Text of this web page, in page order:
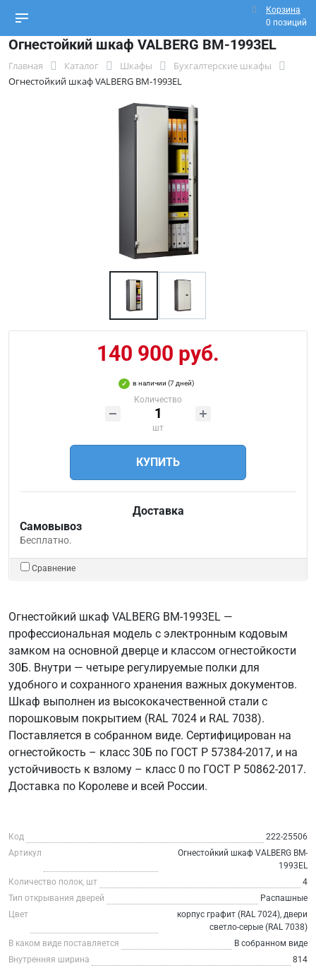
Корзина
0 позиций
Огнестойкий шкаф VALBERG BM-1993EL
Главная Каталог Шкафы
Бухгалтерские шкафы
Огнестойкий шкаф VALBERG BM-1993EL
140 900 руб.
в наличии (7 дней)
Количество
шт
КУПИТЬ
Доставка
Самовывоз
Бесплатно.
Сравнение
Огнестойкий шкаф VALBERG BM-1993EL —
профессиональная модель с электронным кодовым
замком на основной дверце и классом огнестойкости
30Б. Внутри — четыре регулируемые полки для
удобного и сохранного хранения важных документов.
Шкаф выполнен из высококачественной стали с
порошковым покрытием (RAL 7024 и RAL 7038).
Поставляется в собранном виде. Сертифицирован на
огнестойкость – класс 30Б по ГОСТ Р 57384-2017, и на
устойчивость к взлому – класс 0 по ГОСТ Р 50862-2017.
Доставка по Королеве и всей России.
Код
222-25506
Артикул
Огнестойкий шкаф VALBERG BM-
1993EL
Количество полок, шт
4
Тип открывания дверей
Распашные
Цвет
корпус графит (RAL 7024), двери
светло-серые (RAL 7038)
В каком виде поставляется
В собранном виде
Внутренняя ширина
814